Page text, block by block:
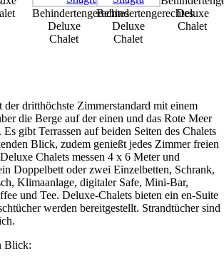
Behindertengerechtes
Deluxe
Chalet
Behindertengerechtes
Deluxe
Chalet
Deluxe
Chalet
der dritthöchste Zimmerstandard mit einem
die Berge auf der einen und das Rote Meer
Es gibt Terrassen auf beiden Seiten des Chalets
Blick, zudem genießt jedes Zimmer freien
Chalets messen 4 x 6 Meter und
Doppelbett oder zwei Einzelbetten, Schrank,
Klimaanlage, digitaler Safe, Mini-Bar,
und Tee. Deluxe-Chalets bieten ein en-Suite
werden bereitgestellt. Strandtücher sind
Blick: